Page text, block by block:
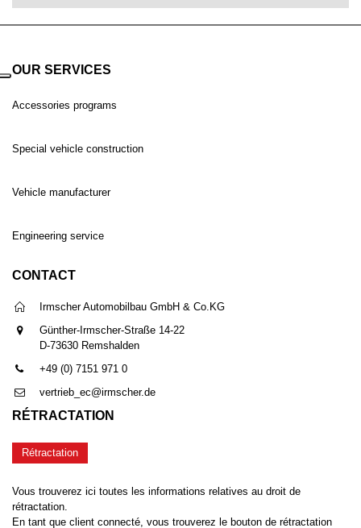
OUR SERVICES
Accessories programs
Special vehicle construction
Vehicle manufacturer
Engineering service
CONTACT
Irmscher Automobilbau GmbH & Co.KG
Günther-Irmscher-Straße 14-22
D-73630 Remshalden
+49 (0) 7151 971 0
vertrieb_ec@irmscher.de
RÉTRACTATION
Rétractation
Vous trouverez ici toutes les informations relatives au droit de
rétractation.
En tant que client connecté, vous trouverez le bouton de rétractation